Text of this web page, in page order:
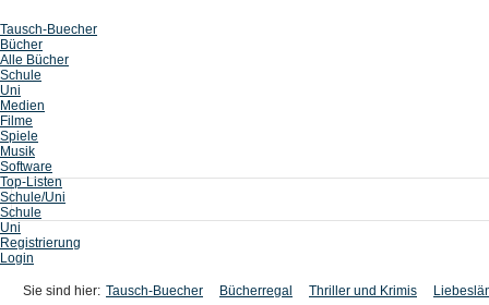
Tausch-Buecher
Bücher
Alle Bücher
Schule
Uni
Medien
Filme
Spiele
Musik
Software
Top-Listen
Schule/Uni
Schule
Uni
Registrierung
Login
Sie sind hier: Tausch-Buecher Bücherregal Thriller und Krimis